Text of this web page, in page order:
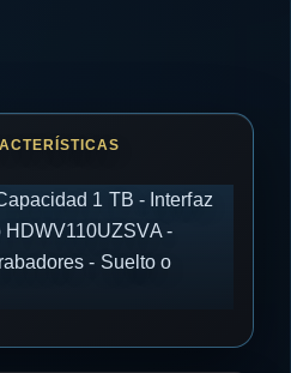
1 TB - Interfaz
HDWV110UZSVA -
- Suelto o